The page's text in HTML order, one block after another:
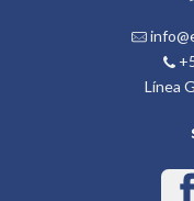
Línea